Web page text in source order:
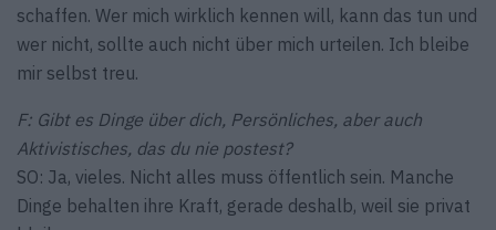
schaffen. Wer mich wirklich kennen will, kann das tun und
wer nicht, sollte auch nicht über mich urteilen. Ich bleibe
mir selbst treu.
F: Gibt es Dinge über dich, Persönliches, aber auch
Aktivistisches, das du nie postest?
SO: Ja, vieles. Nicht alles muss öffentlich sein. Manche
Dinge behalten ihre Kraft, gerade deshalb, weil sie privat